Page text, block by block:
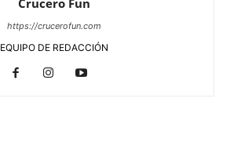
https://crucerofun.com
EQUIPO DE REDACCIÓN